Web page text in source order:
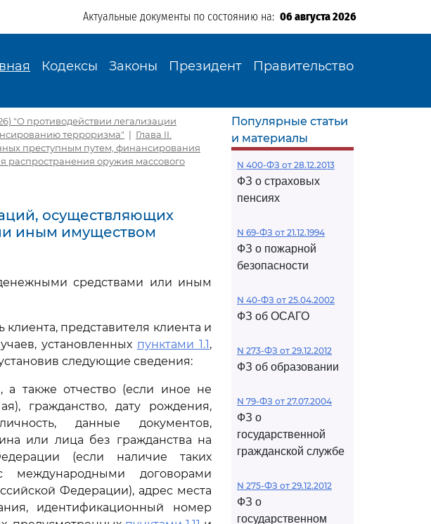
Актуальные документы по состоянию на: 06 августа 2026
Кодексы Законы Президент Правительство
"О противодействии легализации
терроризма" | Глава II.
преступным путем, финансирования
распространения оружия массового
осуществляющих
иным имуществом
средствами или иным
представителя клиента и
установленных пунктами 1.1,
следующие сведения:
также отчество (если иное не
гражданство, дату рождения,
данные документов,
или лица без гражданства на
(если наличие таких
международными договорами
Федерации), адрес места
идентификационный номер
Популярные статьи
и материалы
N 400-ФЗ от 28.12.2013
ФЗ о страховых
пенсиях
N 69-ФЗ от 21.12.1994
ФЗ о пожарной
безопасности
N 40-ФЗ от 25.04.2002
ФЗ об ОСАГО
N 273-ФЗ от 29.12.2012
ФЗ об образовании
N 79-ФЗ от 27.07.2004
ФЗ о
государственной
гражданской службе
N 275-ФЗ от 29.12.2012
ФЗ о
государственном